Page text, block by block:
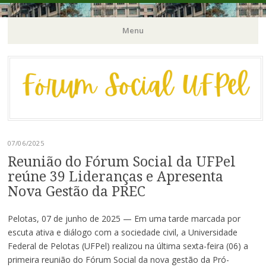
Fórum Social | UFPel
Menu
Pular
para
07/06/2025
Reunião do Fórum Social da UFPel
reúne 39 Lideranças e Apresenta
Nova Gestão da PREC
Pelotas, 07 de junho de 2025 — Em uma tarde marcada por
escuta ativa e diálogo com a sociedade civil, a Universidade
Federal de Pelotas (UFPel) realizou na última sexta-feira (06) a
primeira reunião do Fórum Social da nova gestão da Pró-